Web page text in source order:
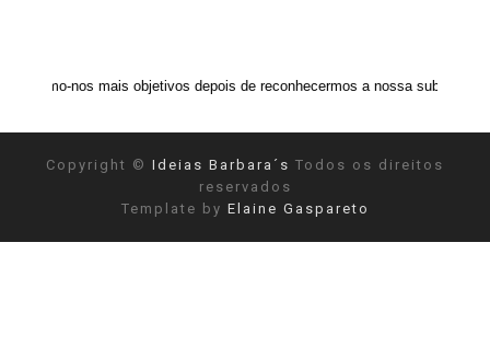
mais objetivos depois de reconhecermos a nossa subjetividade." ANAIS
Copyright © Ideias Barbara´s Todos os direitos
reservados
Template by Elaine Gaspareto